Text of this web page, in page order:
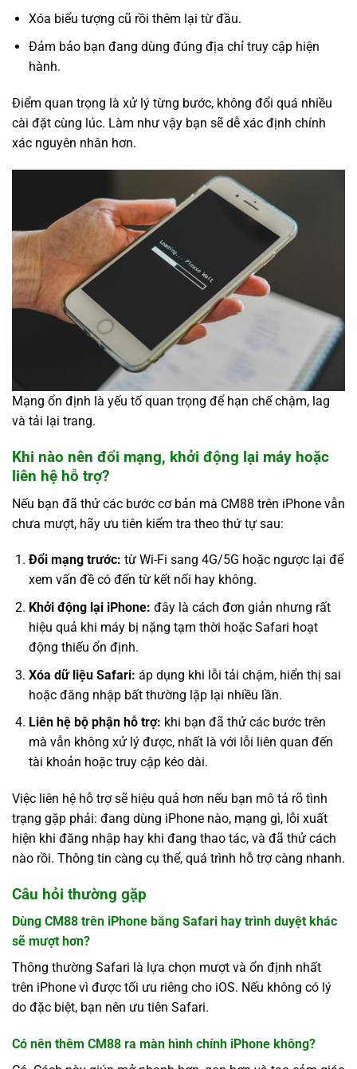
Xóa biểu tượng cũ rồi thêm lại từ đầu.
Đảm bảo bạn đang dùng đúng địa chỉ truy cập hiện
hành.
Điểm quan trọng là xử lý từng bước, không đổi quá nhiều
cài đặt cùng lúc. Làm như vậy bạn sẽ dễ xác định chính
xác nguyên nhân hơn.
Mạng ổn định là yếu tố quan trọng để hạn chế chậm, lag
và tải lại trang.
Khi nào nên đổi mạng, khởi động lại máy hoặc
liên hệ hỗ trợ?
Nếu bạn đã thử các bước cơ bản mà CM88 trên iPhone vẫn
chưa mượt, hãy ưu tiên kiểm tra theo thứ tự sau:
Đổi mạng trước: từ Wi-Fi sang 4G/5G hoặc ngược lại để
xem vấn đề có đến từ kết nối hay không.
Khởi động lại iPhone: đây là cách đơn giản nhưng rất
hiệu quả khi máy bị nặng tạm thời hoặc Safari hoạt
động thiếu ổn định.
Xóa dữ liệu Safari: áp dụng khi lỗi tải chậm, hiển thị sai
hoặc đăng nhập bất thường lặp lại nhiều lần.
Liên hệ bộ phận hỗ trợ: khi bạn đã thử các bước trên
mà vẫn không xử lý được, nhất là với lỗi liên quan đến
tài khoản hoặc truy cập kéo dài.
Việc liên hệ hỗ trợ sẽ hiệu quả hơn nếu bạn mô tả rõ tình
trạng gặp phải: đang dùng iPhone nào, mạng gì, lỗi xuất
hiện khi đăng nhập hay khi đang thao tác, và đã thử cách
nào rồi. Thông tin càng cụ thể, quá trình hỗ trợ càng nhanh.
Câu hỏi thường gặp
Dùng CM88 trên iPhone bằng Safari hay trình duyệt khác
sẽ mượt hơn?
Thông thường Safari là lựa chọn mượt và ổn định nhất
trên iPhone vì được tối ưu riêng cho iOS. Nếu không có lý
do đặc biệt, bạn nên ưu tiên Safari.
Có nên thêm CM88 ra màn hình chính iPhone không?